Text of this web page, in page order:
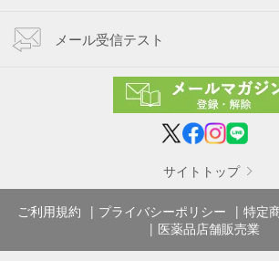
メール受信テスト
サイトトップ
ご利用規約 プライバシーポリシー
特定
医薬品店舗販売業